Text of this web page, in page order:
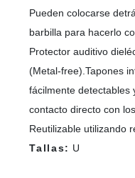
Pueden colocarse
barbilla para hacerlo
Protector auditivo
(Metal-free).Tapones
fácilmente detectables
contacto directo con
Reutilizable utilizando
Tallas: U